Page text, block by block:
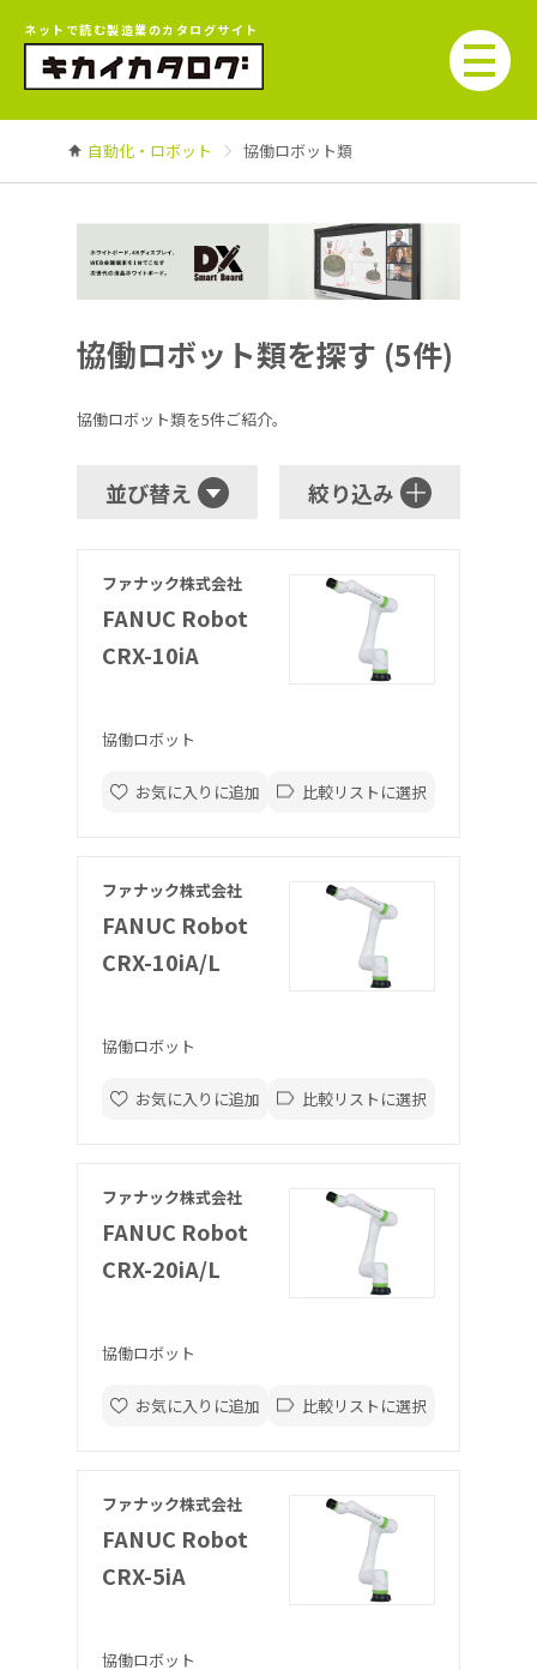
ネットで読む製造業のカタログサイト
自動化・ロボット 協働ロボット類
協働ロボット類を探す (5件)
協働ロボット類を5件ご紹介。
並び替え 絞り込み
ファナック株式会社
FANUC Robot
CRX-10iA
協働ロボット
お気に入りに追加 比較リストに選択
ファナック株式会社
FANUC Robot
CRX-10iA/L
協働ロボット
お気に入りに追加 比較リストに選択
ファナック株式会社
FANUC Robot
CRX-20iA/L
協働ロボット
お気に入りに追加 比較リストに選択
ファナック株式会社
FANUC Robot
CRX-5iA
協働ロボット